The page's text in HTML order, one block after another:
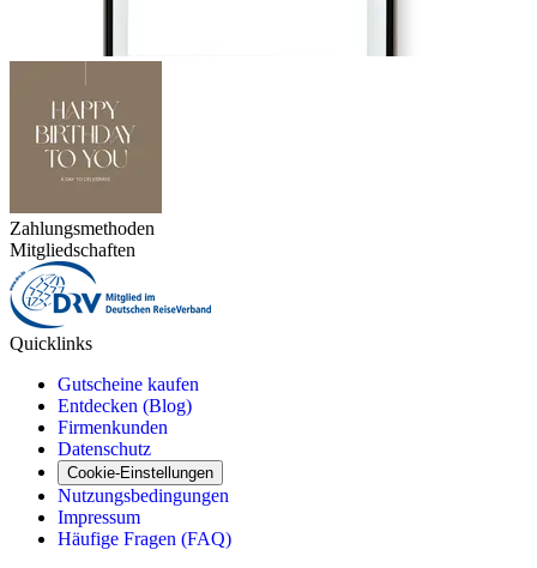
Zahlungsmethoden
Mitgliedschaften
Quicklinks
Gutscheine kaufen
Entdecken (Blog)
Firmenkunden
Datenschutz
Cookie-Einstellungen
Nutzungsbedingungen
Impressum
Häufige Fragen (FAQ)